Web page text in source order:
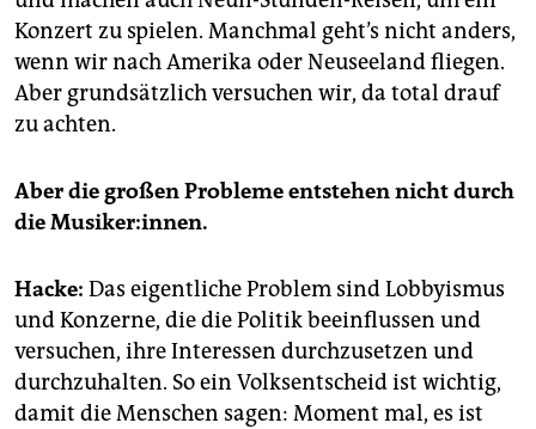
Konzert zu spielen. Manchmal geht’s nicht anders,
wenn wir nach Amerika oder Neuseeland fliegen.
Aber grundsätzlich versuchen wir, da total drauf
zu achten.
Aber die großen Probleme entstehen nicht durch
die Musiker:innen.
Hacke: Das eigentliche Problem sind Lobbyismus
und Konzerne, die die Politik beeinflussen und
versuchen, ihre Interessen durchzusetzen und
durchzuhalten. So ein Volksentscheid ist wichtig,
damit die Menschen sagen: Moment mal, es ist